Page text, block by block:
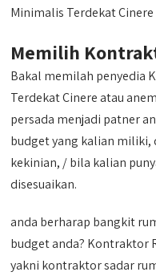
Minimalis Terdekat
Memilih
Bakal memilah penyedia
Terdekat Cinere atau
persada menjadi patner
budget yang kalian miliki,
kekinian, / bila kalian
disesuaikan.
anda berharap bangkit
budget anda? Kontraktor
yakni kontraktor sadar